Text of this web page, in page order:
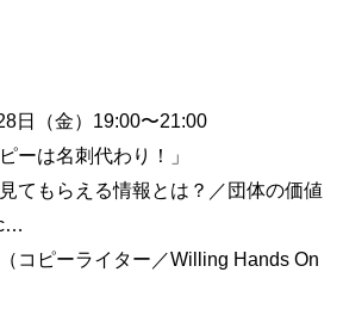
日（金）19:00〜21:00
ーは名刺代わり！」
てもらえる情報とは？／団体の価値
コピーライター／Willing Hands On